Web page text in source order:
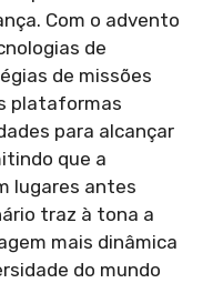
Com o advento
de
de missões
plataformas
para alcançar
que a
lugares antes
traz à tona a
mais dinâmica
do mundo